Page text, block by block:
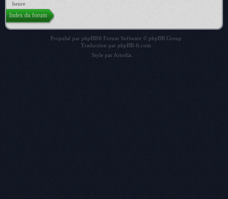
heure
Index du forum
Propulsé par phpBB® Forum Software © phpBB Group
Traduction par phpBB-fr.com
Style par Artodia